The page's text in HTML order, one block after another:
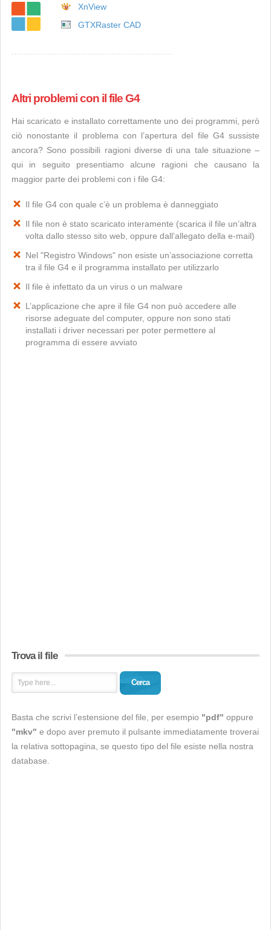
XnView
GTXRaster CAD
Altri problemi con il file G4
Hai scaricato e installato correttamente uno dei programmi, però
ciò nonostante il problema con l’apertura del file G4 sussiste
ancora? Sono possibili ragioni diverse di una tale situazione –
qui in seguito presentiamo alcune ragioni che causano la
maggior parte dei problemi con i file G4:
Il file G4 con quale c’è un problema è danneggiato
Il file non è stato scaricato interamente (scarica il file un’altra
volta dallo stesso sito web, oppure dall’allegato della e-mail)
Nel "Registro Windows" non esiste un’associazione corretta
tra il file G4 e il programma installato per utilizzarlo
Il file è infettato da un virus o un malware
L’applicazione che apre il file G4 non può accedere alle
risorse adeguate del computer, oppure non sono stati
installati i driver necessari per poter permettere al
programma di essere avviato
Trova il file
Cerca
Basta che scrivi l’estensione del file, per esempio "pdf" oppure
"mkv" e dopo aver premuto il pulsante immediatamente troverai
la relativa sottopagina, se questo tipo del file esiste nella nostra
database.